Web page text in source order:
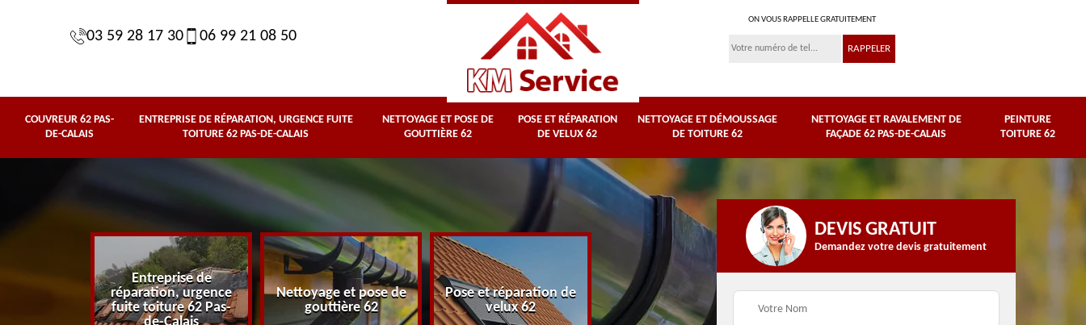
03 59 28 17 30 06 99 21 08 50
ON VOUS RAPPELLE GRATUITEMENT
COUVREUR 62 PAS-
DE-CALAIS
ENTREPRISE DE RÉPARATION, URGENCE FUITE
TOITURE 62 PAS-DE-CALAIS
NETTOYAGE ET POSE DE
GOUTTIÈRE 62
POSE ET RÉPARATION
DE VELUX 62
NETTOYAGE ET DÉMOUSSAGE
DE TOITURE 62
NETTOYAGE ET RAVALEMENT DE
FAÇADE 62 PAS-DE-CALAIS
PEINTURE
TOITURE 62
Entreprise de
réparation, urgence
fuite toiture 62 Pas-
de-Calais
Nettoyage et pose de
gouttière 62
Pose et réparation de
velux 62
Nettoyage et
démoussage de
toiture 62
62 Pas-de-Calais
DEVIS GRATUIT
Demandez votre devis gratuitement